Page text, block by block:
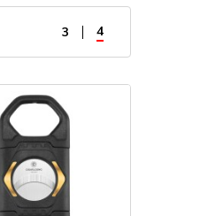
3 4